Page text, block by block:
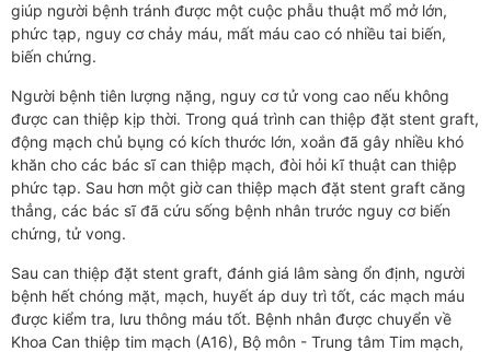
giúp người bệnh tránh được một cuộc phẫu thuật mổ mở lớn,
phức tạp, nguy cơ chảy máu, mất máu cao có nhiều tai biến,
biến chứng.
Người bệnh tiên lượng nặng, nguy cơ tử vong cao nếu không
được can thiệp kịp thời. Trong quá trình can thiệp đặt stent graft,
động mạch chủ bụng có kích thước lớn, xoắn đã gây nhiều khó
khăn cho các bác sĩ can thiệp mạch, đòi hỏi kĩ thuật can thiệp
phức tạp. Sau hơn một giờ can thiệp mạch đặt stent graft căng
thẳng, các bác sĩ đã cứu sống bệnh nhân trước nguy cơ biến
chứng, tử vong.
Sau can thiệp đặt stent graft, đánh giá lâm sàng ổn định, người
bệnh hết chóng mặt, mạch, huyết áp duy trì tốt, các mạch máu
được kiểm tra, lưu thông máu tốt. Bệnh nhân được chuyển về
Khoa Can thiệp tim mạch (A16), Bộ môn - Trung tâm Tim mạch,